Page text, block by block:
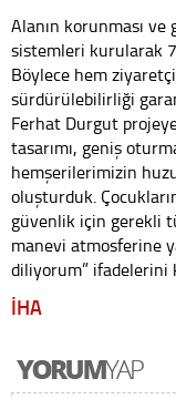
Alanın korunması
sistemleri kurularak
Böylece hem
sürdürülebilirliği
Ferhat Durgut
tasarımı, geniş
hemşerilerimizin
oluşturduk.
güvenlik için gerekli
manevi atmosferine
diliyorum” ifadelerini
İHA